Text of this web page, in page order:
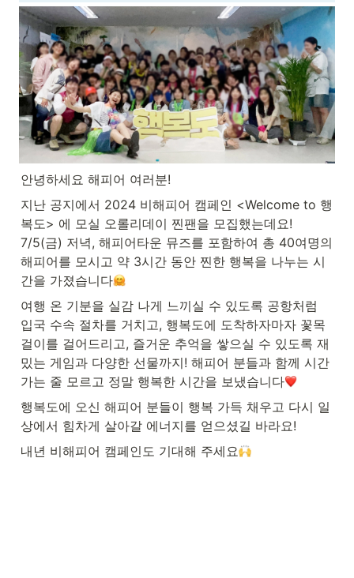
안녕하세요 해피어 여러분!
지난 공지에서 2024 비해피어 캠페인 <Welcome to 행
복도> 에 모실 오롤리데이 찐팬을 모집했는데요!
7/5(금) 저녁, 해피어타운 뮤즈를 포함하여 총 40여명의
해피어를 모시고 약 3시간 동안 찐한 행복을 나누는 시
간을 가졌습니다
여행 온 기분을 실감 나게 느끼실 수 있도록 공항처럼
입국 수속 절차를 거치고, 행복도에 도착하자마자 꽃목
걸이를 걸어드리고, 즐거운 추억을 쌓으실 수 있도록 재
밌는 게임과 다양한 선물까지! 해피어 분들과 함께 시간
가는 줄 모르고 정말 행복한 시간을 보냈습니다
행복도에 오신 해피어 분들이 행복 가득 채우고 다시 일
상에서 힘차게 살아갈 에너지를 얻으셨길 바라요!
내년 비해피어 캠페인도 기대해 주세요